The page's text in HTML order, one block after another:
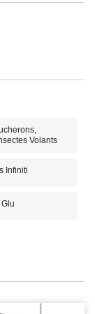
Volants
Infiniti